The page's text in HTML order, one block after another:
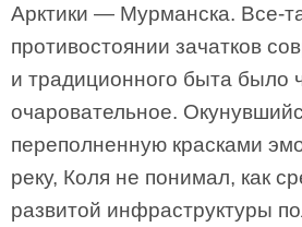
Арктики — Мурманска. Все-
противостоянии зачатков
и традиционного быта было
очаровательное.
переполненную красками
реку, Коля не понимал, как
развитой инфраструктуры